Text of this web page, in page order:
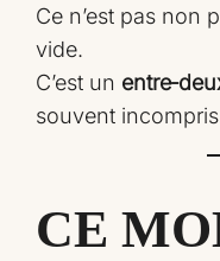
Ce n’est pas non
vide.
C’est un
souvent
CE